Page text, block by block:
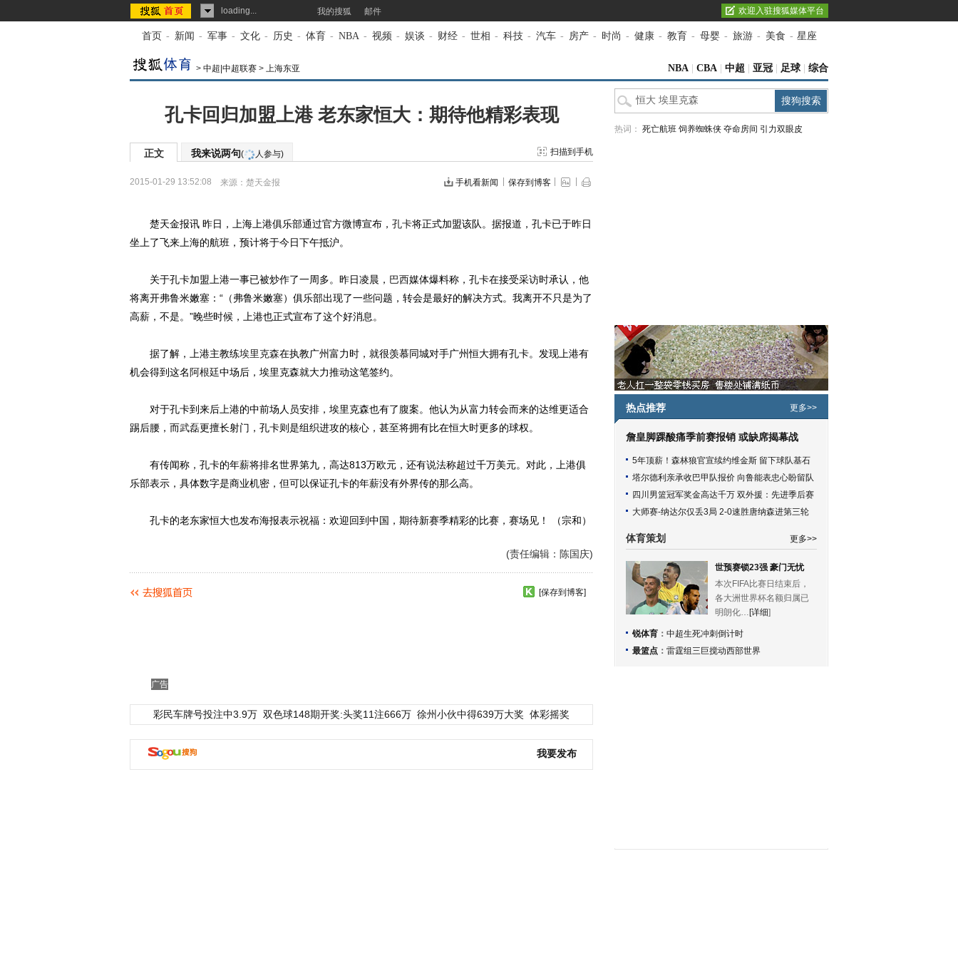
loading... 我的搜狐 邮件 欢迎入驻搜狐媒体平台
首页 - 新闻 - 军事 - 文化 - 历史 - 体育 - NBA - 视频 - 娱谈 - 财经 - 世相 - 科技 - 汽车 - 房产 - 时尚 - 健康 - 教育 - 母婴 - 旅游 - 美食 - 星座
> 中超|中超联赛 > 上海东亚 NBA CBA 中超 亚冠 足球 综合
孔卡回归加盟上港 老东家恒大：期待他精彩表现
正文 我来说两句( 人参与) 扫描到手机
2015-01-29 13:52:08 来源： 楚天金报 手机看新闻 保存到博客
楚天金报讯 昨日，上海上港俱乐部通过官方微博宣布， 孔卡将正式加盟该队。据报道，孔卡已于昨日
坐上了飞来上海的航班，预计将于今日下午抵沪。
关于孔卡加盟上港一事已被炒作了一周多。昨日凌晨， 巴西媒体爆料称，孔卡在接受采访时承认，他
将离开弗鲁米嫩塞：“（弗鲁米嫩塞）俱乐部出现了一些问题，转会是最好的解决方式。我离开不只是为了
高薪，不是。”晚些时候，上港也正式宣布了这个好消息。
据了解，上港主教练埃里克森在执教广州富力时，就很羡慕同城对手广州恒大拥有孔卡。发现上港有
机会得到这名 阿根廷中场后，埃里克森就大力推动这笔签约。
对于孔卡到来后上港的中前场人员安排，埃里克森也有了腹案。他认为从富力转会而来的达维更适合
踢后腰，而武磊更擅长射门，孔卡则是组织进攻的核心，甚至将拥有比在恒大时更多的球权。
有传闻称，孔卡的年薪将排名世界第九，高达813万欧元，还有说法称超过千万美元。对此，上港俱
乐部表示，具体数字是商业机密，但可以保证孔卡的年薪没有外界传的那么高。
孔卡的老东家恒大也发布海报表示祝福：欢迎回到中国，期待新赛季精彩的比赛，赛场见！ （宗和）
(责任编辑：陈国庆)
[保存到博客]
广告
彩民车牌号投注中3.9万 双色球148期开奖:头奖11注666万 徐州小伙中得639万大奖 体彩摇奖
我要发布
热词： 死亡航班 饲养蜘蛛侠 夺命房间 引力双眼皮
热点推荐 更多>>
詹皇脚踝酸痛季前赛报销 或缺席揭幕战
5年顶薪！森林狼官宣续约维金斯 留下球队基石
塔尔德利亲承收巴甲队报价 向鲁能表忠心盼留队
四川男篮冠军奖金高达千万 双外援：先进季后赛
大师赛-纳达尔仅丢3局 2-0速胜唐纳森进第三轮
体育策划 更多>>
世预赛锁23强 豪门无忧
本次FIFA比赛日结束后，
各大洲世界杯名额归属已
明朗化… [详细]
锐体育 ： 中超生死冲刺倒计时
最篮点 ： 雷霆组三巨搅动西部世界